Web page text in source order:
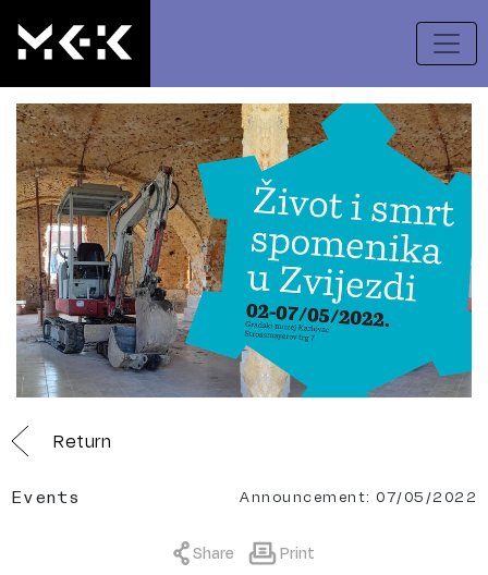
Return
Events Announcement: 07/05/2022
Share Print